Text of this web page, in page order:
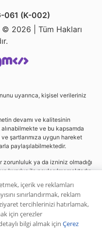
061 (K-002)
© 2026 | Tüm Hakları
uyarınca, kişisel verileriniz
devamı ve kalitesinin
alınabilmekte ve bu kapsamda
şartlarımıza uygun hareket
paylaşılabilmektedir.
zorunluluk ya da izniniz olmadığı
kuruluş ile paylaşılmamaktadır.
yatırım danışmanlığı
olup, özel olarak sizin mali
olarak hazırlanmamıştır. Bu
içerik ve reklamları
sınırlandırmak, reklam
tercihlerinizi hatırlamak,
için çerezler
bilgi almak için Çerez